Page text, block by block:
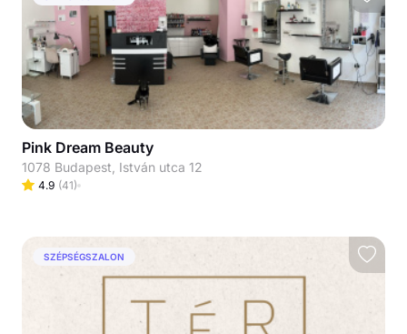
Pink Dream Beauty
1078 Budapest, István utca 12
4.9 (41)
SZÉPSÉGSZALON